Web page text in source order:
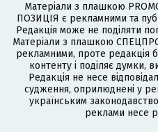
Матеріали з плашкою
ПОЗИЦІЯ є рекламними та
Редакція може не поділяти
Матеріали з плашкою
рекламними, проте редакція
контенту і поділяє думки,
Редакція не несе
судження, оприлюднені у
українським
реклами несе